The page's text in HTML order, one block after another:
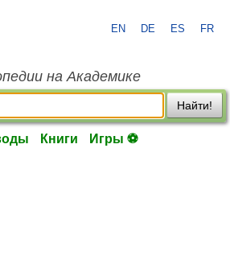
EN DE ES FR
на Академике
Найти!
Книги Игры ⚽